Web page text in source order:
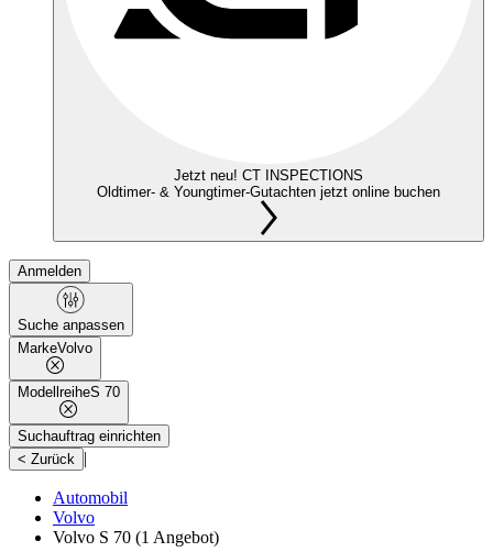
Jetzt neu! CT INSPECTIONS
Oldtimer- & Youngtimer-Gutachten jetzt online buchen
Anmelden
Suche anpassen
MarkeVolvo
ModellreiheS 70
Suchauftrag einrichten
< Zurück |
Automobil
Volvo
Volvo S 70 (1 Angebot)